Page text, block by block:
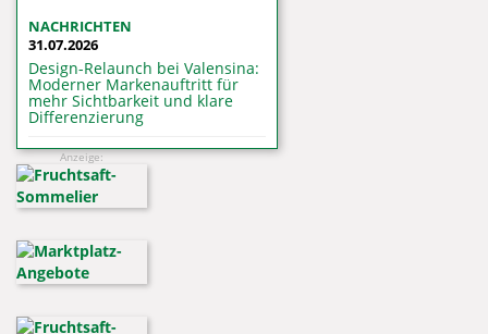
NACHRICHTEN
31.07.2026
Design-Relaunch bei Valensina:
Moderner Markenauftritt für
mehr Sichtbarkeit und klare
Differenzierung
Anzeige: